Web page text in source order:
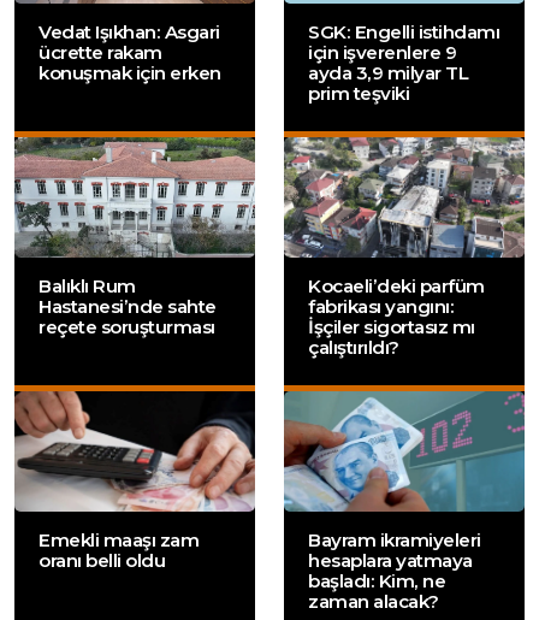
Vedat Işıkhan: Asgari
ücrette rakam
konuşmak için erken
SGK: Engelli istihdamı
için işverenlere 9
ayda 3,9 milyar TL
prim teşviki
Balıklı Rum
Hastanesi’nde sahte
reçete soruşturması
Kocaeli’deki parfüm
fabrikası yangını:
İşçiler sigortasız mı
çalıştırıldı?
Emekli maaşı zam
oranı belli oldu
Bayram ikramiyeleri
hesaplara yatmaya
başladı: Kim, ne
zaman alacak?